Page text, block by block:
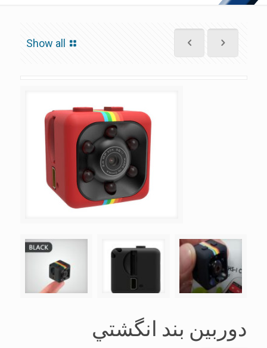
Show all
دوربين بند انگشتي